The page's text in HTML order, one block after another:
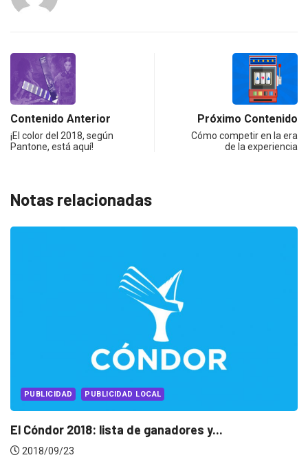
Contenido Anterior
¡El color del 2018, según
Pantone, está aquí!
Próximo Contenido
Cómo competir en la era
de la experiencia
Notas relacionadas
LUX AWARDS
Lux Awards 2018: Ranking oficial
2018/11/05